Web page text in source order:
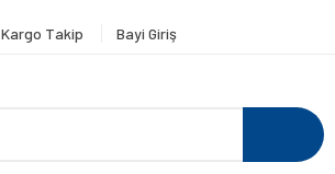
Kargo Takip Bayi Giriş